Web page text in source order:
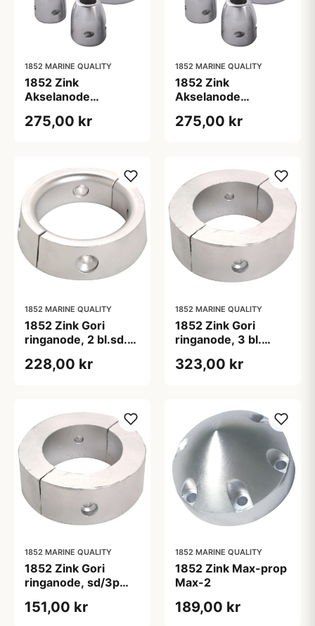
1852 MARINE QUALITY
1852 Zink
Akselanode
275,00 kr
1852 MARINE QUALITY
1852 Zink
Akselanode
275,00 kr
1852 MARINE QUALITY
1852 Zink Gori
ringanode, 2 bl.sd.
228,00 kr
1852 MARINE QUALITY
1852 Zink Gori
ringanode, 3 bl.
323,00 kr
1852 MARINE QUALITY
1852 Zink Gori
ringanode, sd/3p
151,00 kr
1852 MARINE QUALITY
1852 Zink Max-prop
Max-2
189,00 kr